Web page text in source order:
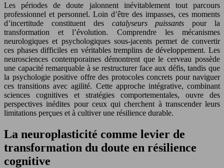
Les périodes de doute jalonnent inévitablement tout parcours
professionnel et personnel. Loin d’être des impasses, ces moments
d’incertitude constituent des catalyseurs puissants pour la
transformation et l’évolution. Comprendre les mécanismes
neurologiques et psychologiques sous-jacents permet de convertir
ces phases difficiles en véritables tremplins de développement. Les
neurosciences contemporaines démontrent que le cerveau possède
une capacité remarquable à se restructurer face aux défis, tandis que
la psychologie positive offre des protocoles concrets pour naviguer
ces transitions avec agilité. Cette approche intégrative, combinant
sciences cognitives et stratégies comportementales, ouvre des
perspectives inédites pour ceux qui cherchent à transcender leurs
limitations perçues et à cultiver une résilience durable.
La neuroplasticité comme levier de
transformation du doute en résilience
cognitive